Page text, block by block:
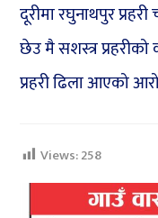
दूरीमा रघुनाथपुर
छेउ मै सशस्त्र
प्रहरी ढिला आएको
Views:258